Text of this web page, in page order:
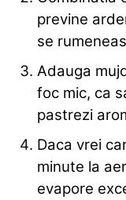
previne
se
Adauga
foc mic, ca
pastrezi
Daca vrei
minute la
evapore